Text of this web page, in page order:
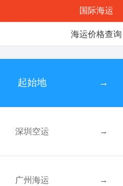
国际海运
海运价格查询
起始地 →
深圳空运 →
广州海运 →